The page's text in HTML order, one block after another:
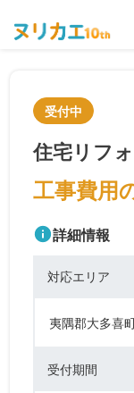
受付中
住宅リフ
工事費用
詳細情報
対応エリア
夷隅郡大多喜
受付期間